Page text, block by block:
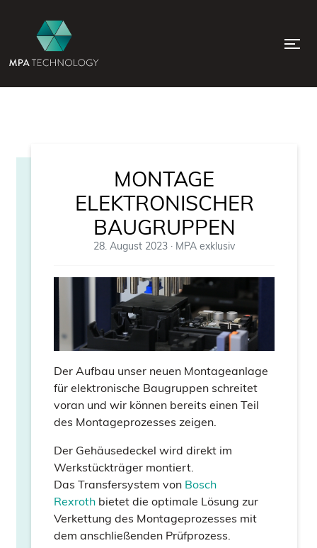
MONTAGE
ELEKTRONISCHER
BAUGRUPPEN
28. August 2023 · MPA exklusiv
Der Aufbau unser neuen Montageanlage
für elektronische Baugruppen schreitet
voran und wir können bereits einen Teil
des Montageprozesses zeigen.
Der Gehäusedeckel wird direkt im
Werkstückträger montiert.
Das Transfersystem von Bosch
Rexroth bietet die optimale Lösung zur
Verkettung des Montageprozesses mit
dem anschließenden Prüfprozess.